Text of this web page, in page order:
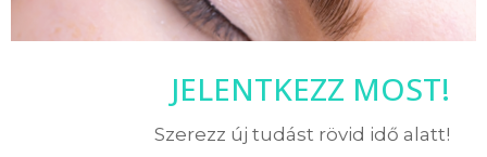
JELENTKEZZ MOST!
Szerezz új tudást rövid idő alatt!